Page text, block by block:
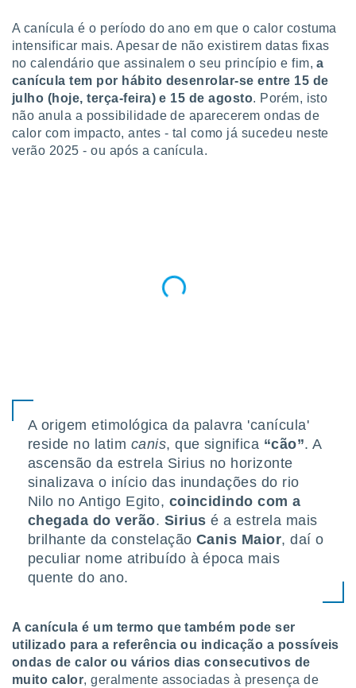
com
Pode
na nossa
e
a
de que
navegação
não
cookies
ou
Pode
de
A canícula é o período do ano em que o calor costuma
intensificar mais. Apesar de não existirem datas fixas
no calendário que assinalem o seu princípio e fim,a
canícula tem por hábito desenrolar-se entre 15 de
julho (hoje, terça-feira) e 15 de agosto. Porém, isto
não anula a possibilidade de aparecerem ondas de
calor com impacto, antes - tal como já sucedeu neste
verão 2025 - ou após a canícula.
A origem etimológica da palavra 'canícula'
reside no latim canis, que significa “cão”. A
ascensão da estrela Sirius no horizonte
sinalizava o início das inundações do rio
Nilo no Antigo Egito, coincidindo com a
chegada do verão. Sirius é a estrela mais
brilhante da constelação Canis Maior, daí o
peculiar nome atribuído à época mais
quente do ano.
A canícula é um termo que também pode ser
utilizado para a referência ou indicação a possíveis
ondas de calor ou vários dias consecutivos de
muito calor, geralmente associadas à presença de